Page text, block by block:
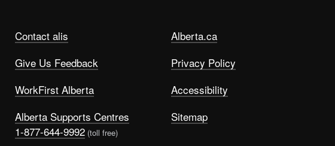
Contact alis
Give Us Feedback
WorkFirst Alberta
Alberta Supports Centres
1-877-644-9992 (toll free)
Alberta.ca
Privacy Policy
Accessibility
Sitemap